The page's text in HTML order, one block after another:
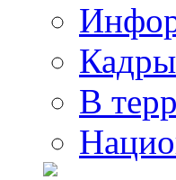
Кадры
В